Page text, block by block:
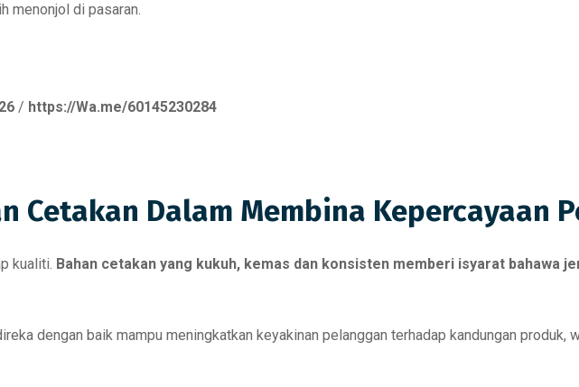
menonjol di pasaran.
/ https://Wa.me/60145230284
Cetakan Dalam Membina Kepercayaan
kualiti. Bahan cetakan yang kukuh, kemas dan konsisten memberi isyarat bahawa
dengan baik mampu meningkatkan keyakinan pelanggan terhadap kandungan produk,